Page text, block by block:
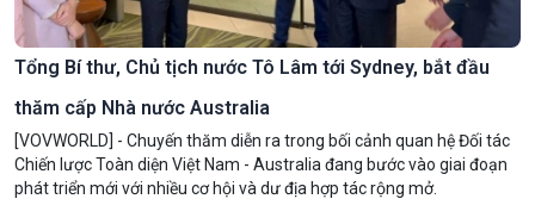
Tổng Bí thư, Chủ tịch nước Tô Lâm tới Sydney, bắt đầu
thăm cấp Nhà nước Australia
[VOVWORLD] - Chuyến thăm diễn ra trong bối cảnh quan hệ Đối tác
Chiến lược Toàn diện Việt Nam - Australia đang bước vào giai đoạn
phát triển mới với nhiều cơ hội và dư địa hợp tác rộng mở.